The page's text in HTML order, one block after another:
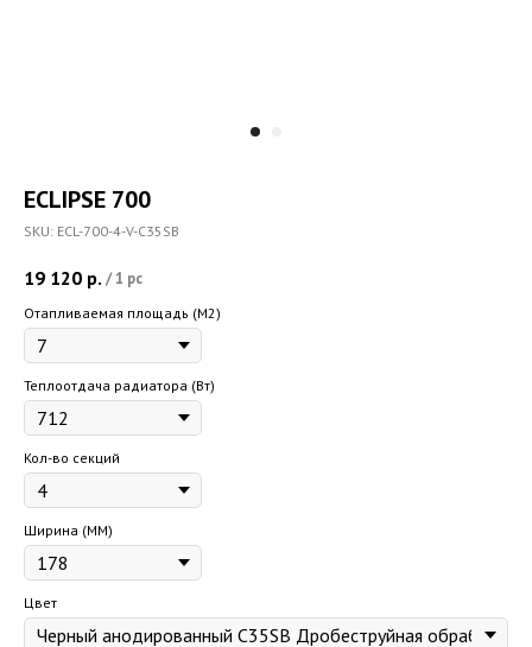
ECLIPSE 700
SKU: ECL-700-4-V-C35SB
19 120 р. /1 pc
Отапливаемая площадь (M2)
Теплоотдача радиатора (Вт)
Кол-во секций
Ширина (ММ)
Цвет